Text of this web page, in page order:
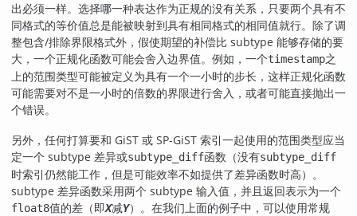
出必须一样。选择哪一种表达作为正规的没有关系，只要两个具有不
同格式的等价值总是能被映射到具有相同格式的相同值就行。除了调
整包含/排除界限格式外，假使期望的补偿比 subtype 能够存储的要
大，一个正规化函数可能会舍入边界值。例如，一个timestamp之
上的范围类型可能被定义为具有一个一小时的步长，这样正规化函数
可能需要对不是一小时的倍数的界限进行舍入，或者可能直接抛出一
个错误。
另外，任何打算要和 GiST 或 SP-GiST 索引一起使用的范围类型应当
定一个 subtype 差异或subtype_diff函数（没有subtype_diff
时索引仍然能工作，但是可能效率不如提供了差异函数时高）。
subtype 差异函数采用两个 subtype 输入值，并且返回表示为一个
float8值的差（即X减Y）。在我们上面的例子中，可以使用常规